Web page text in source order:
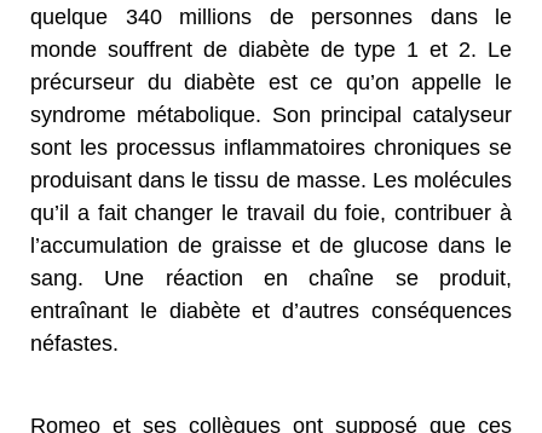
quelque 340 millions de personnes dans le
monde souffrent de diabète de type 1 et 2. Le
précurseur du diabète est ce qu’on appelle le
syndrome métabolique. Son principal catalyseur
sont les processus inflammatoires chroniques se
produisant dans le tissu de masse. Les molécules
qu’il a fait changer le travail du foie, contribuer à
l’accumulation de graisse et de glucose dans le
sang. Une réaction en chaîne se produit,
entraînant le diabète et d’autres conséquences
néfastes.
Romeo et ses collègues ont supposé que ces